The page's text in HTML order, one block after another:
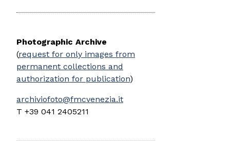
Photographic Archive
(request for only images from
permanent collections and
authorization for publication)
archiviofoto@fmcvenezia.it
T +39 041 2405211